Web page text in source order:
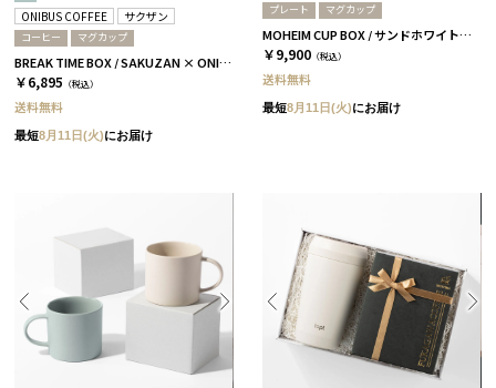
ONIBUS COFFEE サクザン
コーヒー マグカップ
BREAK TIME BOX / SAKUZAN × ONIBUS COFFEE テラコッタ＆コーラルベージュ
￥6,895 （税込）
送料無料
最短8月11日(火)にお届け
プレート マグカップ
MOHEIM CUP BOX / サンドホワイト＆ライトブルー［モヘイム］
￥9,900 （税込）
送料無料
最短8月11日(火)にお届け